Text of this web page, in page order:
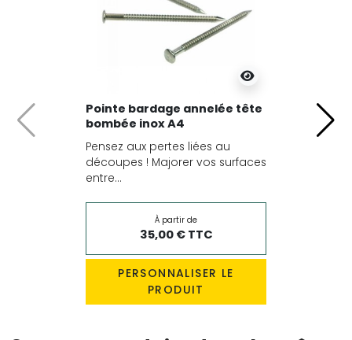
Pointe bardage annelée tête
bombée inox A4
Pensez aux pertes liées au
découpes ! Majorer vos surfaces
entre...
À partir de
35,00 € TTC
PERSONNALISER LE
PRODUIT
Précédent